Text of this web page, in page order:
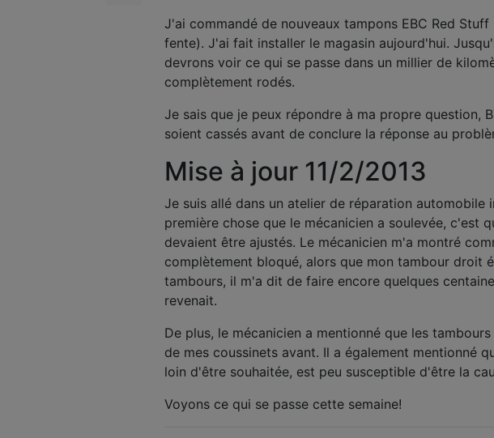
J'ai commandé de nouveaux tampons EBC Red
fente). J'ai fait installer le magasin aujourd'hui.
devrons voir ce qui se passe dans un millier de
complètement rodés.
Je sais que je peux répondre à ma propre question,
soient cassés avant de conclure la réponse au
Mise à jour 11/2/2013
Je suis allé dans un atelier de réparation automobile
première chose que le mécanicien a soulevée, c'est
devaient être ajustés. Le mécanicien m'a montré
complètement bloqué, alors que mon tambour droit
tambours, il m'a dit de faire encore quelques
revenait.
De plus, le mécanicien a mentionné que les
de mes coussinets avant. Il a également mentionné
loin d'être souhaitée, est peu susceptible d'être la
Voyons ce qui se passe cette semaine!